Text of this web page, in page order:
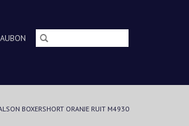
BOXERSHORT ORANJE RUIT M4930